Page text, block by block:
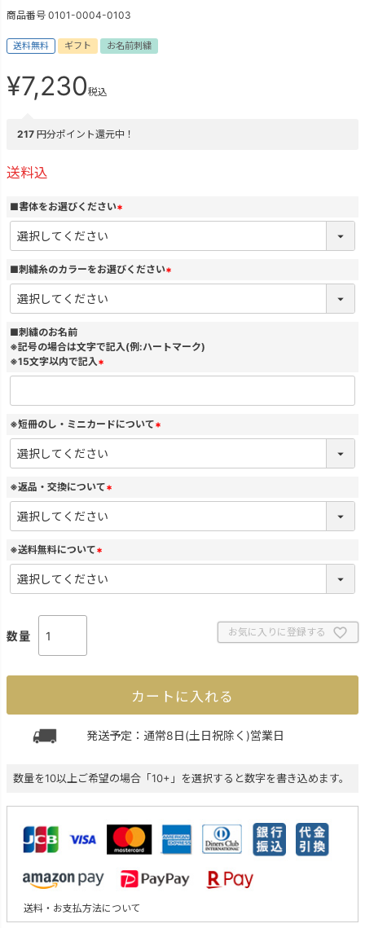
商品番号 0101-0004-0103
送料無料 ギフト お名前刺繍
¥7,230税込
217 円分ポイント還元中！
送料込
■書体をお選びください
(
須
)
■刺繍糸のカラーをお選びください
(
須
■刺繍のお名前
※記号の場合は文字で記入(例:ハートマーク)
※15文字以内で記入
(
須
)
※短冊のし・ミニカードについて
(
須
※返品・交換について
(
必
須
※送料無料について
(
必
須
お気に入りに登録する
カートに入れる
発送予定：通常8日(土日祝除く)営業日
数量を10以上ご希望の場合「10+」を選択すると数字を書き込めます。
送料・お支払方法について